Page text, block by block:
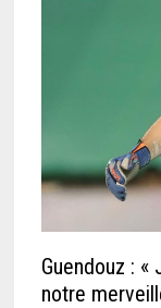
Guendouz :
notre